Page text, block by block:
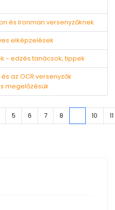
és Ironman versenyzőknek
elképzelések
- edzés tanácsok, tippek
az OCR versenyzők
megelőzésük
5 6 7 8 10 11